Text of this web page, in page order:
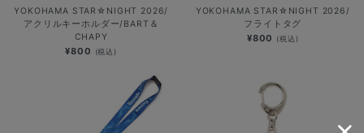
YOKOHAMA STAR☆NIGHT 2026/
アクリルキーホルダー/BART＆
CHAPY
¥800 (税込)
YOKOHAMA STAR☆NIGHT 2026/
フライトタグ
¥800 (税込)